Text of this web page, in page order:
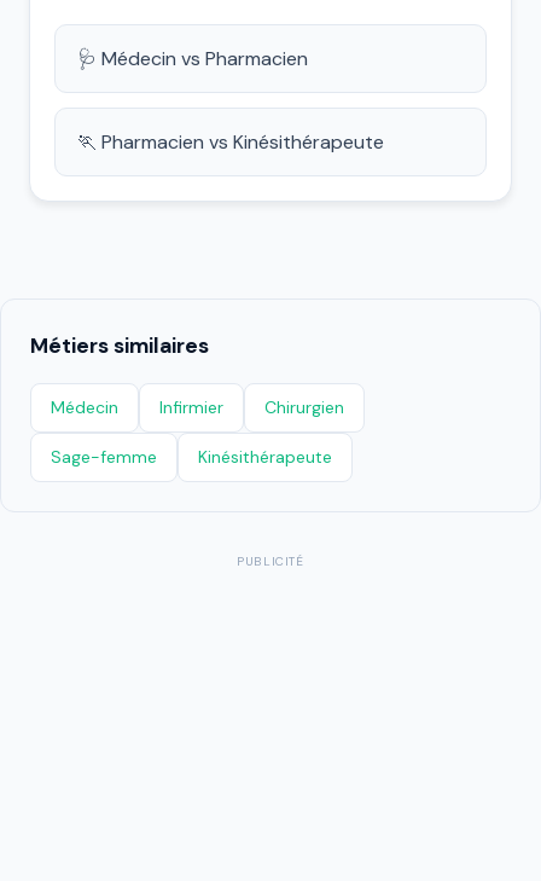
🩺 Médecin vs Pharmacien
🏃 Pharmacien vs Kinésithérapeute
Métiers similaires
Médecin Infirmier Chirurgien
Sage-femme Kinésithérapeute
PUBLICITÉ